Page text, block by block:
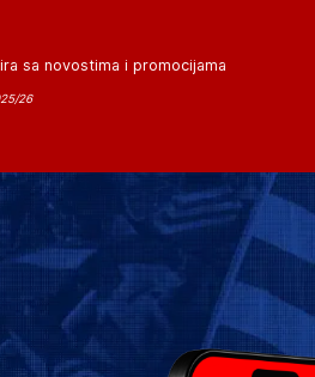
sa novostima i promocijama
26